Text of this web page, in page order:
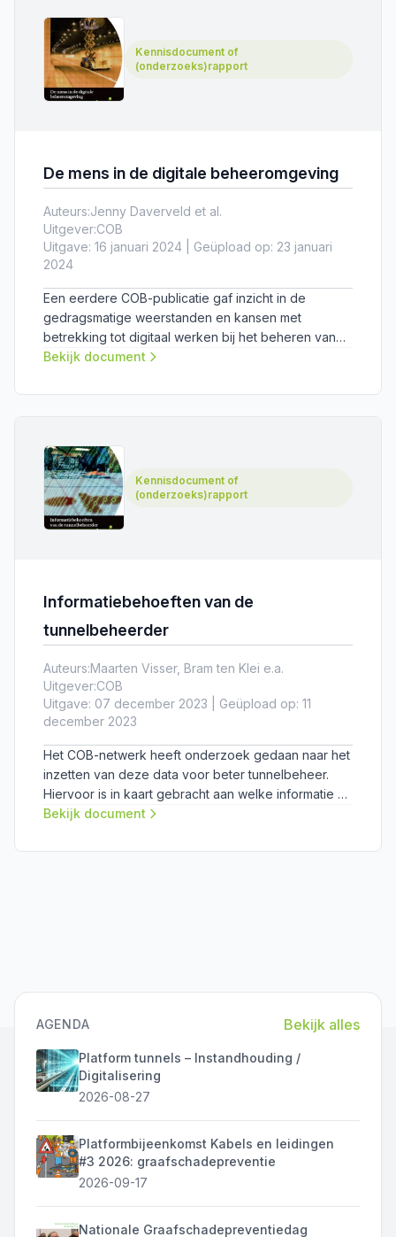
Kennisdocument of
(onderzoeks)rapport
De mens in de digitale beheeromgeving
Auteurs:Jenny Daverveld et al.
Uitgever:COB
Uitgave: 16 januari 2024 | Geüpload op: 23 januari
2024
Een eerdere COB-publicatie gaf inzicht in de
gedragsmatige weerstanden en kansen met
betrekking tot digitaal werken bij het beheren van
een tunnel. Twee oplossingsrichtingen zijn nu nader
praktisch in beeld gebracht.
Bekijk document
Kennisdocument of
(onderzoeks)rapport
Informatiebehoeften van de
tunnelbeheerder
Auteurs:Maarten Visser, Bram ten Klei e.a.
Uitgever:COB
Uitgave: 07 december 2023 | Geüpload op: 11
december 2023
Het COB-netwerk heeft onderzoek gedaan naar het
inzetten van deze data voor beter tunnelbeheer.
Hiervoor is in kaart gebracht aan welke informatie er
behoefte is bij personen betrokken bij het
Bekijk document
AGENDA Bekijk alles
Platform tunnels – Instandhouding /
Digitalisering
2026-08-27
Platformbijeenkomst Kabels en leidingen
#3 2026: graafschadepreventie
2026-09-17
Nationale Graafschadepreventiedag